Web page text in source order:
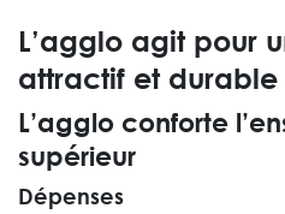
L’agglo agit pour
attractif et durable
L’agglo conforte
supérieur
Dépenses